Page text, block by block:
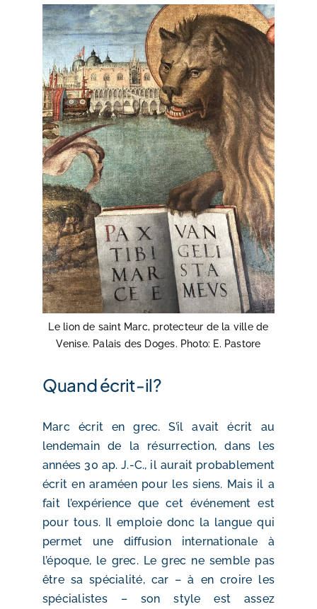
Le lion de saint Marc, protecteur de la ville de
Venise. Palais des Doges. Photo: E. Pastore
Quand écrit-il?
Marc écrit en grec. S’il avait écrit au
lendemain de la résurrection, dans les
années 30 ap. J.-C., il aurait probablement
écrit en araméen pour les siens. Mais il a
fait l’expérience que cet événement est
pour tous. Il emploie donc la langue qui
permet une diffusion internationale à
l’époque, le grec. Le grec ne semble pas
être sa spécialité, car – à en croire les
spécialistes – son style est assez